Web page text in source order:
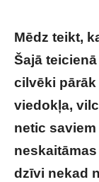
Mēdz teikt,
Šajā
cilvēki
viedokļa,
netic
dzīvi nekad